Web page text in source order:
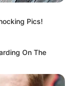
Pics!
On The